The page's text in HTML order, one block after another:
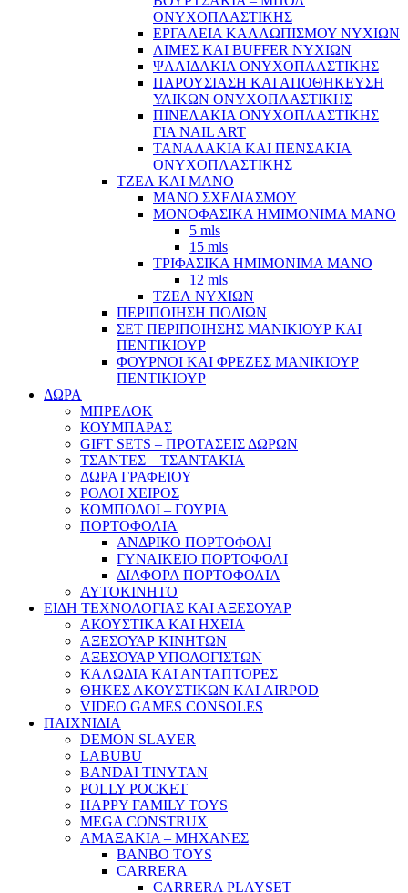
ΟΝΥΧΟΠΛΑΣΤΙΚΗΣ
ΕΡΓΑΛΕΙΑ ΚΑΛΛΩΠΙΣΜΟΥ ΝΥΧΙΩΝ
ΛΙΜΕΣ ΚΑΙ BUFFER ΝΥΧΙΩΝ
ΨΑΛΙΔΑΚΙΑ ΟΝΥΧΟΠΛΑΣΤΙΚΗΣ
ΠΑΡΟΥΣΙΑΣΗ ΚΑΙ ΑΠΟΘΗΚΕΥΣΗ
ΥΛΙΚΩΝ ΟΝΥΧΟΠΛΑΣΤΙΚΗΣ
ΠΙΝΕΛΑΚΙΑ ΟΝΥΧΟΠΛΑΣΤΙΚΗΣ
ΓΙΑ NAIL ART
ΤΑΝΑΛΑΚΙΑ ΚΑΙ ΠΕΝΣΑΚΙΑ
ΟΝΥΧΟΠΛΑΣΤΙΚΗΣ
ΤΖΕΛ ΚΑΙ ΜΑΝΟ
ΜΑΝΟ ΣΧΕΔΙΑΣΜΟΥ
ΜΟΝΟΦΑΣΙΚΑ ΗΜΙΜΟΝΙΜΑ ΜΑΝΟ
5 mls
15 mls
ΤΡΙΦΑΣΙΚΑ ΗΜΙΜΟΝΙΜΑ ΜΑΝΟ
12 mls
ΤΖΕΛ ΝΥΧΙΩΝ
ΠΕΡΙΠΟΙΗΣΗ ΠΟΔΙΩΝ
ΣΕΤ ΠΕΡΙΠΟΙΗΣΗΣ ΜΑΝΙΚΙΟΥΡ ΚΑΙ
ΠΕΝΤΙΚΙΟΥΡ
ΦΟΥΡΝΟΙ ΚΑΙ ΦΡΕΖΕΣ ΜΑΝΙΚΙΟΥΡ
ΠΕΝΤΙΚΙΟΥΡ
ΔΩΡΑ
ΜΠΡΕΛΟΚ
ΚΟΥΜΠΑΡΑΣ
GIFT SETS – ΠΡΟΤΑΣΕΙΣ ΔΩΡΩΝ
ΤΣΑΝΤΕΣ – ΤΣΑΝΤΑΚΙΑ
ΔΩΡΑ ΓΡΑΦΕΙΟΥ
ΡΟΛΟΙ ΧΕΙΡΟΣ
ΚΟΜΠΟΛΟΙ – ΓΟΥΡΙΑ
ΠΟΡΤΟΦΟΛΙΑ
ΑΝΔΡΙΚΟ ΠΟΡΤΟΦΟΛΙ
ΓΥΝΑΙΚΕΙΟ ΠΟΡΤΟΦΟΛΙ
ΔΙΑΦΟΡΑ ΠΟΡΤΟΦΟΛΙΑ
ΑΥΤΟΚΙΝΗΤΟ
ΕΙΔΗ ΤΕΧΝΟΛΟΓΙΑΣ ΚΑΙ ΑΞΕΣΟΥΑΡ
ΑΚΟΥΣΤΙΚΑ ΚΑΙ ΗΧΕΙΑ
ΑΞΕΣΟΥΑΡ ΚΙΝΗΤΩΝ
ΑΞΕΣΟΥΑΡ ΥΠΟΛΟΓΙΣΤΩΝ
ΚΑΛΩΔΙΑ ΚΑΙ ΑΝΤΑΠΤΟΡΕΣ
ΘΗΚΕΣ ΑΚΟΥΣΤΙΚΩΝ ΚΑΙ AIRPOD
VIDEO GAMES CONSOLES
ΠΑΙΧΝΙΔΙΑ
DEMON SLAYER
LABUBU
BANDAI TINYTAN
POLLY POCKET
HAPPY FAMILY TOYS
MEGA CONSTRUX
ΑΜΑΞΑΚΙΑ – ΜΗΧΑΝΕΣ
BANBO TOYS
CARRERA
CARRERA PLAYSET